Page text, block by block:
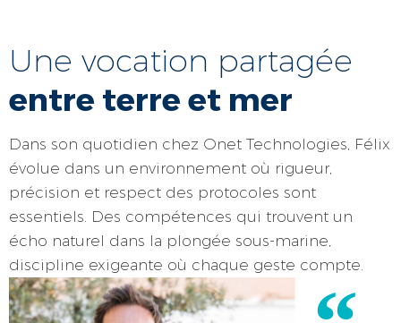
Une vocation partagée
entre terre et mer
Dans son quotidien chez Onet Technologies, Félix
évolue dans un environnement où rigueur,
précision et respect des protocoles sont
essentiels. Des compétences qui trouvent un
écho naturel dans la plongée sous-marine,
discipline exigeante où chaque geste compte.